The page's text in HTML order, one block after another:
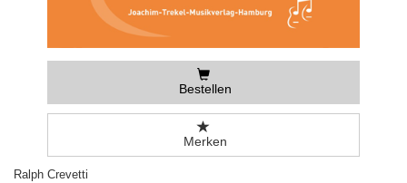
Bestellen
Merken
Ralph Crevetti